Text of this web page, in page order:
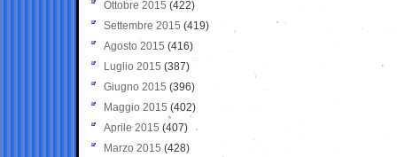
Ottobre 2015 (422)
Settembre 2015 (419)
Agosto 2015 (416)
Luglio 2015 (387)
Giugno 2015 (396)
Maggio 2015 (402)
Aprile 2015 (407)
Marzo 2015 (428)